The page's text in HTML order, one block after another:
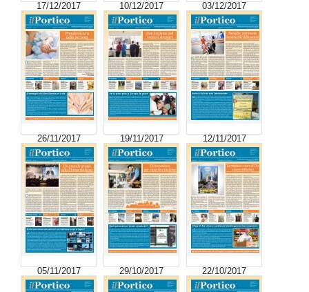
17/12/2017 10/12/2017 03/12/2017
26/11/2017 19/11/2017 12/11/2017
05/11/2017 29/10/2017 22/10/2017